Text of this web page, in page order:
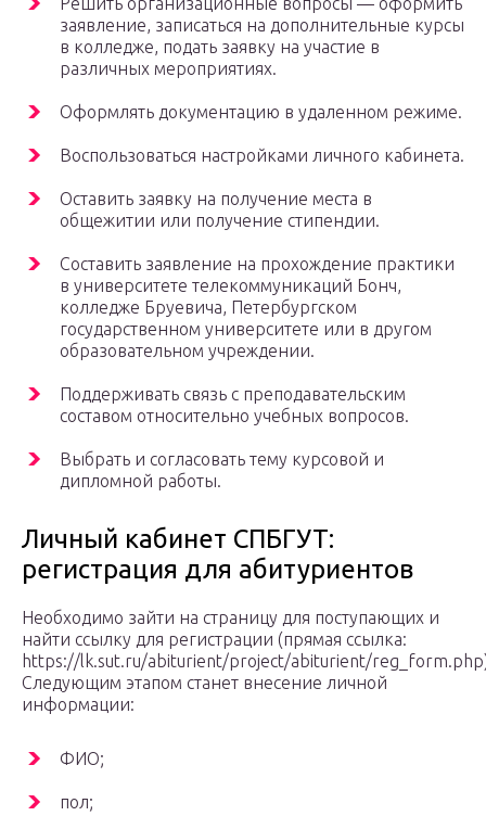
заявление, записаться на дополнительные курсы
в колледже, подать заявку на участие в
различных мероприятиях.
Оформлять документацию в удаленном режиме.
Воспользоваться настройками личного кабинета.
Оставить заявку на получение места в
общежитии или получение стипендии.
Составить заявление на прохождение практики
в университете телекоммуникаций Бонч,
колледже Бруевича, Петербургском
государственном университете или в другом
образовательном учреждении.
Поддерживать связь с преподавательским
составом относительно учебных вопросов.
Выбрать и согласовать тему курсовой и
дипломной работы.
Личный кабинет СПБГУТ:
регистрация для абитуриентов
Необходимо зайти на страницу для поступающих и
найти ссылку для регистрации (прямая ссылка:
https://lk.sut.ru/abiturient/project/abiturient/
Следующим этапом станет внесение личной
информации:
ФИО;
пол;